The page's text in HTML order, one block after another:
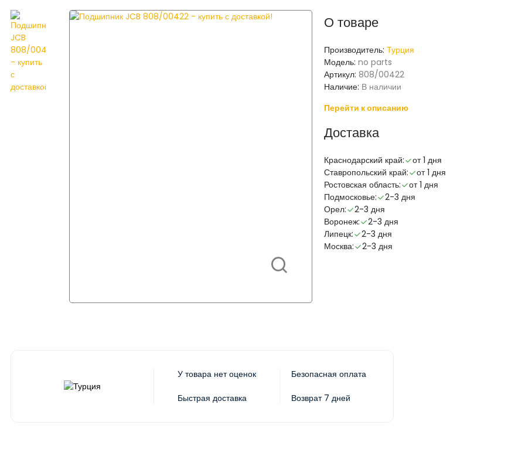
О товаре
Производитель:Турция
Модель:no parts
Артикул: 808/00422
Наличие: В наличии
Перейти к описанию
Доставка
Краснодарский край:
от 1 дня
Ставропольский край:
от 1 дня
Ростовская область:
от 1 дня
Подмосковье:
2-3 дня
Орел:
2-3 дня
Воронеж:
2-3 дня
Липецк:
2-3 дня
Москва:
2-3 дня
У товара нет оценок Безопасная оплата
Быстрая доставка Возврат 7 дней